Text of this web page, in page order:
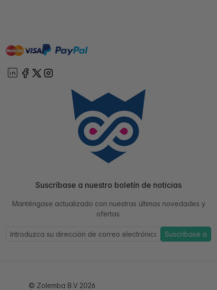
mastervisa paypal
Suscríbase a nuestro boletín de noticias
Manténgase actualizado con nuestras últimas novedades y
ofertas.
Suscríbase a
© Zolemba B.V 2026